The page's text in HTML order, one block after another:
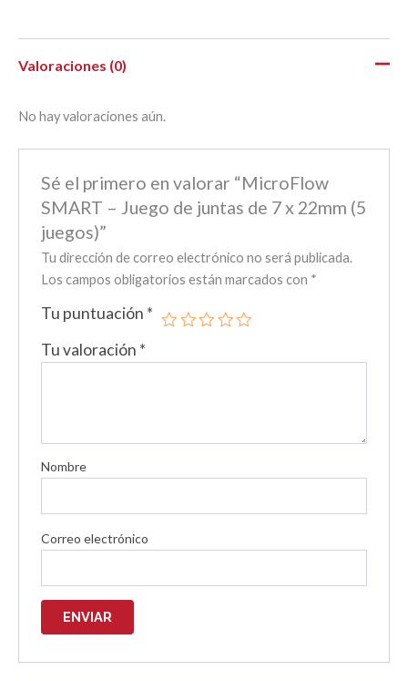
Valoraciones (0)
No hay valoraciones aún.
Sé el primero en valorar “MicroFlow
SMART – Juego de juntas de 7 x 22mm (5
juegos)”
Tu dirección de correo electrónico no será publicada.
Los campos obligatorios están marcados con *
Tu puntuación *
Tu valoración *
Nombre
Correo electrónico